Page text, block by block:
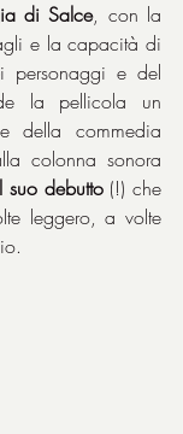
di Salce, con la
e la capacità di
personaggi e del
la pellicola un
della commedia
colonna sonora
suo debutto (!) che
leggero, a volte